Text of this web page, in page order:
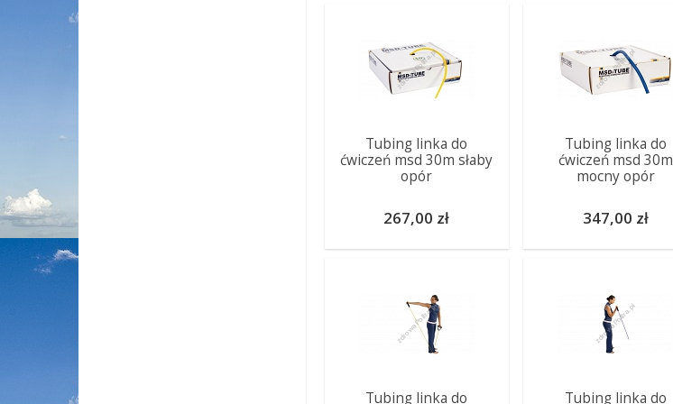
Tubing linka do
ćwiczeń msd 30m słaby
opór
267,00 zł
Tubing linka do
ćwiczeń msd 30m
mocny opór
347,00 zł
Tubing linka do Tubing linka do